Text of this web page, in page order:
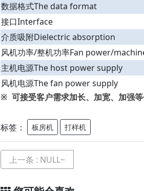
数据格式The data format
接口Interface
介质吸附Dielectric absorption
风机功率/整机功率Fan power/
主机电源The host power supply
风机电源The fan power supply
※ 可接受客户需求加长、加宽、加强等
标签： 板房机 打样机
上一条 : NULL~